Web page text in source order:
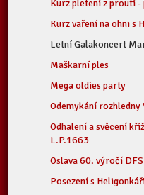
Kurz pletení z proutí
Kurz vaření na ohni s
Letní Galakoncert
Maškarní ples
Mega oldies party
Odemykání rozhledny
Odhalení a svěcení
L.P.1663
Oslava 60. výročí
Posezení s